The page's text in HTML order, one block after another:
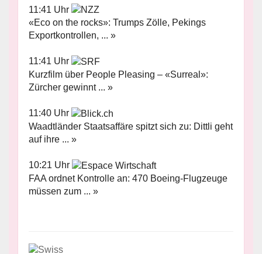
11:41 Uhr
«Eco on the rocks»: Trumps Zölle, Pekings
Exportkontrollen, ... »
11:41 Uhr
Kurzfilm über People Pleasing – «Surreal»:
Zürcher gewinnt ... »
11:40 Uhr
Waadtländer Staatsaffäre spitzt sich zu: Dittli geht
auf ihre ... »
10:21 Uhr
FAA ordnet Kontrolle an: 470 Boeing-Flugzeuge
müssen zum ... »